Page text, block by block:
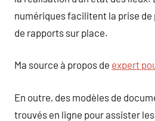
numériques facilitent la prise
de rapports sur place.
Ma source à propos de expert
En outre, des modèles de
trouvés en ligne pour assister